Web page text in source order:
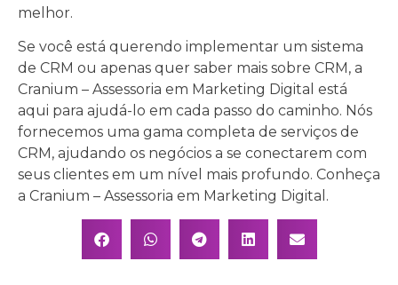
melhor.
Se você está querendo implementar um sistema
de CRM ou apenas quer saber mais sobre CRM, a
Cranium – Assessoria em Marketing Digital está
aqui para ajudá-lo em cada passo do caminho. Nós
fornecemos uma gama completa de serviços de
CRM, ajudando os negócios a se conectarem com
seus clientes em um nível mais profundo. Conheça
a Cranium – Assessoria em Marketing Digital.